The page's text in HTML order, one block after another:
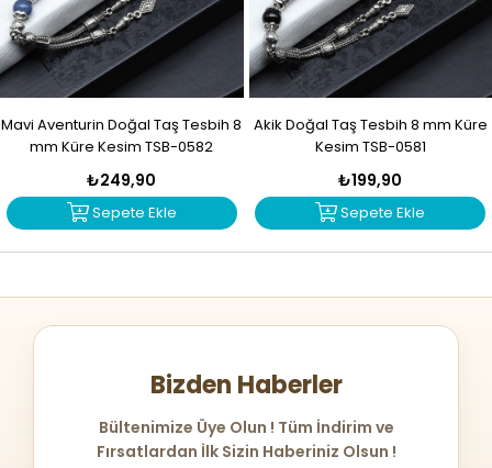
Mavi Aventurin Doğal Taş Tesbih 8
mm Küre Kesim TSB-0582
₺249,90
Sepete Ekle
Akik Doğal Taş Tesbih 8 mm Küre
Kesim TSB-0581
₺199,90
Sepete Ekle
Bizden Haberler
Bültenimize Üye Olun ! Tüm İndirim ve
Fırsatlardan İlk Sizin Haberiniz Olsun !